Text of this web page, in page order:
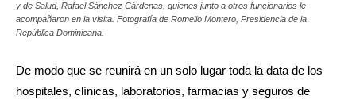
y de Salud, Rafael Sánchez Cárdenas, quienes junto a otros funcionarios le
acompañaron en la visita. Fotografía de Romelio Montero, Presidencia de la
República Dominicana.
De modo que se reunirá en un solo lugar toda la data de los
hospitales, clínicas, laboratorios, farmacias y seguros de